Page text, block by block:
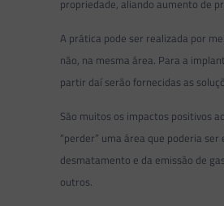
propriedade, aliando aumento de
A prática pode ser realizada por
não, na mesma área. Para a
partir daí serão fornecidas as
São muitos os impactos positivos
“perder” uma área que poderia
desmatamento e da emissão de
outros.